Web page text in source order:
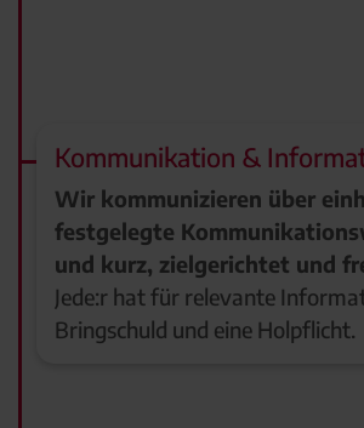
Kommunikation &
Wir kommunizieren über
festgelegte
und kurz, zielgerichtet und
Jede:r hat für relevante
Bringschuld und eine Holpflicht.